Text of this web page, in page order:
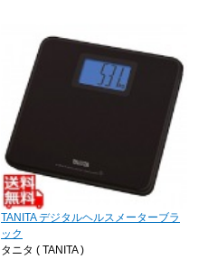
TANITA デジタルヘルスメーターブラ
ック
タニタ ( TANITA )